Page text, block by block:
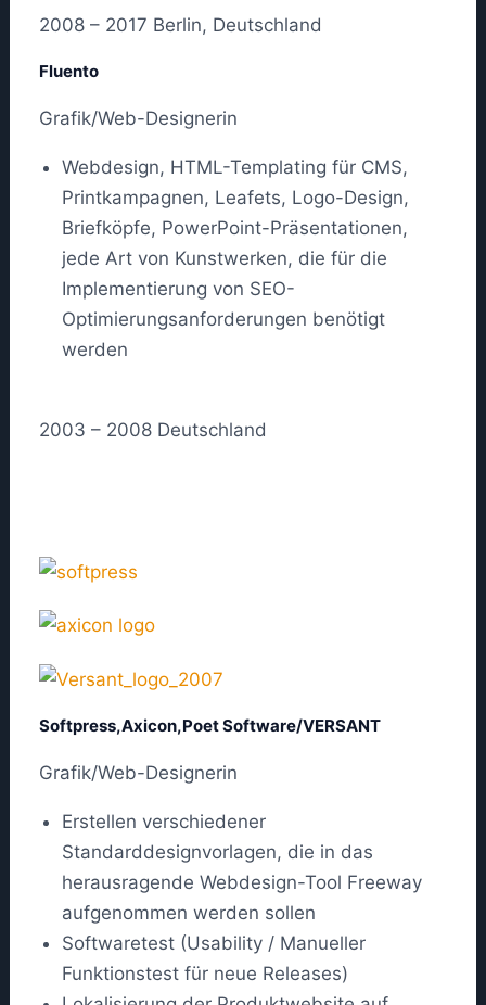
2008 – 2017 Berlin, Deutschland
Fluento
Grafik/Web-Designerin
Webdesign, HTML-Templating für CMS,
Printkampagnen, Leafets, Logo-Design,
Briefköpfe, PowerPoint-Präsentationen,
jede Art von Kunstwerken, die für die
Implementierung von SEO-
Optimierungsanforderungen benötigt
werden
2003 – 2008 Deutschland
Softpress,Axicon,Poet Software/VERSANT
Grafik/Web-Designerin
Erstellen verschiedener
Standarddesignvorlagen, die in das
herausragende Webdesign-Tool Freeway
aufgenommen werden sollen
Softwaretest (Usability / Manueller
Funktionstest für neue Releases)